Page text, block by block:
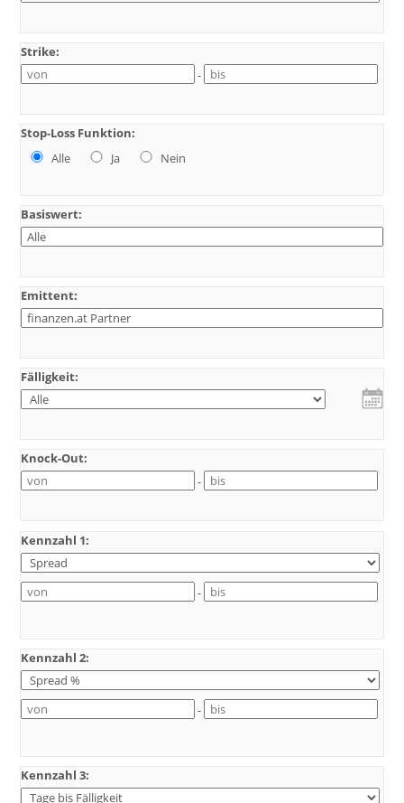
Strike:
-
Stop-Loss Funktion:
Alle
Ja Nein
Basiswert:
Emittent:
Fälligkeit:
Knock-Out:
-
Kennzahl 1:
-
Kennzahl 2:
-
Kennzahl 3: